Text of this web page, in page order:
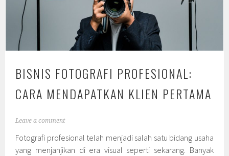
BISNIS FOTOGRAFI PROFESIONAL:
CARA MENDAPATKAN KLIEN PERTAMA
Leave a comment
Fotografi profesional telah menjadi salah satu bidang usaha
yang menjanjikan di era visual seperti sekarang. Banyak